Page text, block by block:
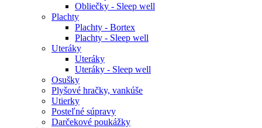
Obliečky - Sleep well
Plachty
Plachty - Bortex
Plachty - Sleep well
Uteráky
Uteráky
Uteráky - Sleep well
Osušky
Plyšové hračky, vankúše
Utierky
Posteľné súpravy
Darčekové poukážky